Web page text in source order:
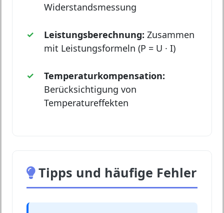
Widerstandsmessung
Leistungsberechnung: Zusammen
mit Leistungsformeln (P = U · I)
Temperaturkompensation:
Berücksichtigung von
Temperatureffekten
Tipps und häufige Fehler